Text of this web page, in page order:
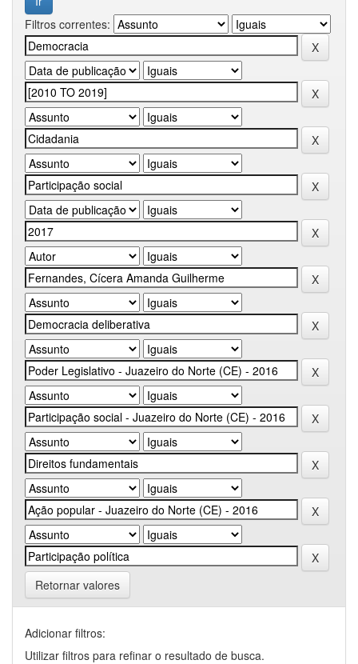
Filtros correntes:
Retornar valores
Adicionar filtros:
Utilizar filtros para refinar o resultado de busca.